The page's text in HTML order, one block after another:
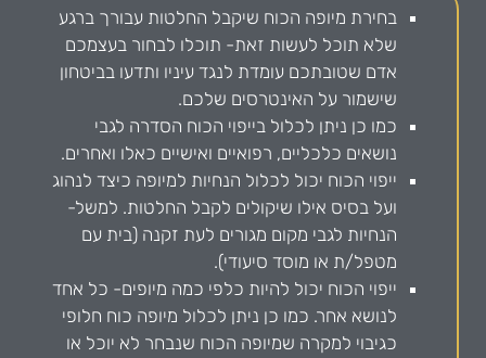
בחירת מיופה הכוח שיקבל החלטות עבורך ברגע
שלא תוכל לעשות זאת- תוכלו לבחור בעצמכם
אדם שטובתכם עומדת לנגד עיניו ותדעו בביטחון
שישמור על האינטרסים שלכם.
כמו כן ניתן לכלול בייפוי הכוח הסדרה לגבי
נושאים כלכליים, רפואיים ואישיים כאלו ואחרים.
ייפוי הכוח יכול לכלול הנחיות למיופה כיצד לנהוג
ועל בסיס אילו שיקולים לקבל החלטות. למשל-
הנחיות לגבי מקום מגורים לעת זקנה (בית עם
מטפל/ת או מוסד סיעודי).
ייפוי הכוח יכול להיות כלפי כמה מיופים- כל אחד
לנושא אחר. כמו כן ניתן לכלול מיופה כוח חלופי
כגיבוי למקרה שמיופה הכוח שנבחר לא יוכל או